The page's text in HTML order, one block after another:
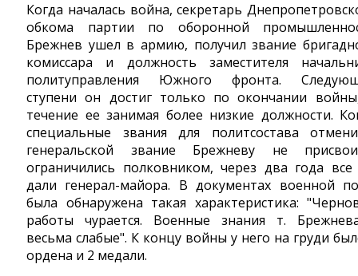
Когда началась война, секретарь
обкома партии по оборонной
Брежнев ушел в армию, получил звание
комиссара и должность заместителя
политуправления Южного фронта.
ступени он достиг только по окончании
течение ее занимая более низкие должности.
специальные звания для политсостава
генеральской звание Брежневу не
ограничились полковником, через два года
дали генерал-майора. В документах военной
была обнаружена такая характеристика:
работы чурается. Военные знания т.
весьма слабые". К концу войны у него на груди
ордена и 2 медали.